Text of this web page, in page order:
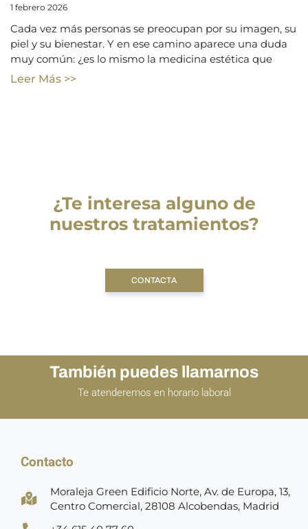
1 febrero 2026
Cada vez más personas se preocupan por su imagen, su
piel y su bienestar. Y en ese camino aparece una duda
muy común: ¿es lo mismo la medicina estética que
Leer Más >>
¿Te interesa alguno de
nuestros tratamientos?
CONTACTA
También puedes llamarnos
Te atenderemos en horario laboral
Contacto
Moraleja Green Edificio Norte, Av. de Europa, 13,
Centro Comercial, 28108 Alcobendas, Madrid